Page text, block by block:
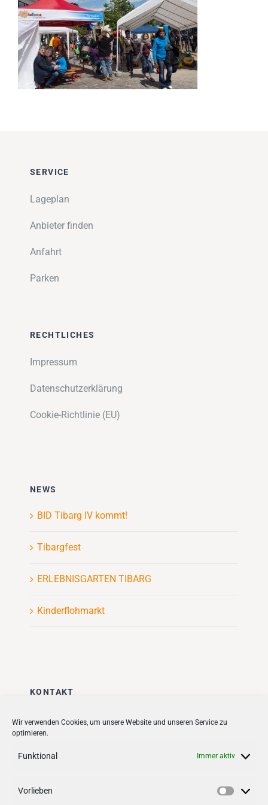
Wir verwenden Cookies, um unsere Website und unseren Service zu
optimieren.
Funktional Immer aktiv
Vorlieben
Impressionen
Über uns
SUCHE
SERVICE
Lageplan
Anbieter finden
Anfahrt
Parken
RECHTLICHES
Impressum
Datenschutzerklärung
Cookie-Richtlinie (EU)
NEWS
BID Tibarg IV kommt!
Tibargfest
ERLEBNISGARTEN TIBARG
Kinderflohmarkt
KONTAKT
Stadt + Handel City- und
Quartiersmanagement